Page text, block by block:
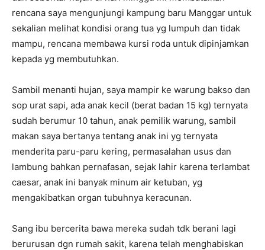
rencana saya mengunjungi kampung baru Manggar untuk
sekalian melihat kondisi orang tua yg lumpuh dan tidak
mampu, rencana membawa kursi roda untuk dipinjamkan
kepada yg membutuhkan.
Sambil menanti hujan, saya mampir ke warung bakso dan
sop urat sapi, ada anak kecil (berat badan 15 kg) ternyata
sudah berumur 10 tahun, anak pemilik warung, sambil
makan saya bertanya tentang anak ini yg ternyata
menderita paru-paru kering, permasalahan usus dan
lambung bahkan pernafasan, sejak lahir karena terlambat
caesar, anak ini banyak minum air ketuban, yg
mengakibatkan organ tubuhnya keracunan.
Sang ibu bercerita bawa mereka sudah tdk berani lagi
berurusan dgn rumah sakit, karena telah menghabiskan